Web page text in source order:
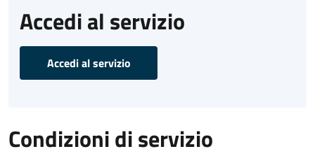
Accedi al servizio
Accedi al servizio
Condizioni di servizio